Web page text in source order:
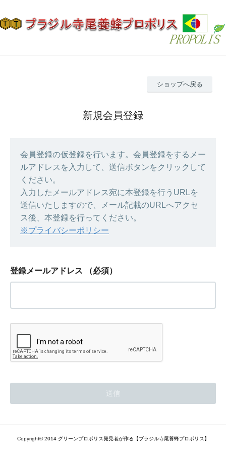
ショップへ戻る
新規会員登録
会員登録の仮登録を行います。会員登録をするメー
ルアドレスを入力して、送信ボタンをクリックして
ください。
入力したメールアドレス宛に本登録を行うURLを
送信いたしますので、メール記載のURLへアクセ
ス後、本登録を行ってください。
※プライバシーポリシー
登録メールアドレス （必須）
Copyright© 2014 グリーンプロポリス発見者が作る【ブラジル寺尾養蜂プロポリス】